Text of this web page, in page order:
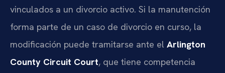
vinculados a un divorcio activo. Si la manutención
forma parte de un caso de divorcio en curso, la
modificación puede tramitarse ante el Arlington
County Circuit Court, que tiene competencia